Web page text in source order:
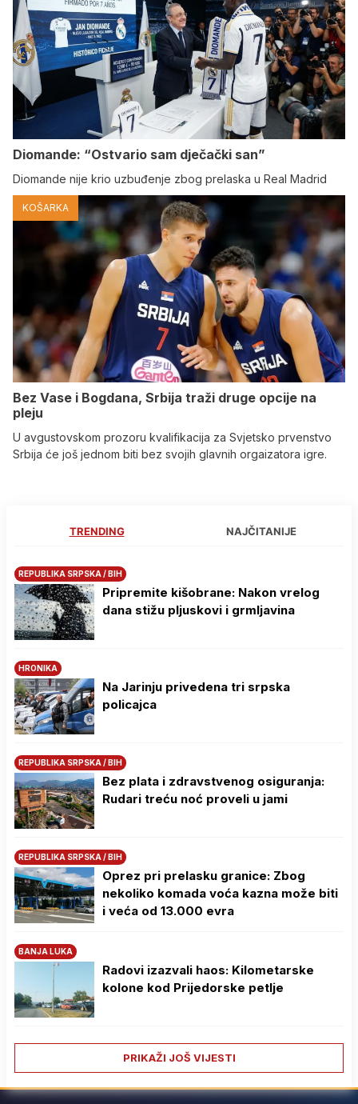
Diomande: “Ostvario sam dječački san”
Diomande nije krio uzbuđenje zbog prelaska u Real Madrid
KOŠARKA
Bez Vase i Bogdana, Srbija traži druge opcije na
pleju
U avgustovskom prozoru kvalifikacija za Svjetsko prvenstvo
Srbija će još jednom biti bez svojih glavnih orgaizatora igre.
TRENDING NAJČITANIJE
REPUBLIKA SRPSKA / BIH
Pripremite kišobrane: Nakon vrelog
dana stižu pljuskovi i grmljavina
HRONIKA
Na Јarinju privedena tri srpska
policajca
REPUBLIKA SRPSKA / BIH
Bez plata i zdravstvenog osiguranja:
Rudari treću noć proveli u jami
REPUBLIKA SRPSKA / BIH
Oprez pri prelasku granice: Zbog
nekoliko komada voća kazna može biti
i veća od 13.000 evra
BANJA LUKA
Radovi izazvali haos: Kilometarske
kolone kod Prijedorske petlje
PRIKAŽI JOŠ VIJESTI